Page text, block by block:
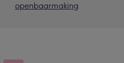
openbaarmaking